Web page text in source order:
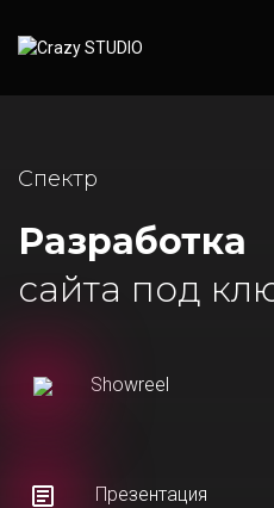
Спектр
Разработка
сайта под
Showreel
Презентация